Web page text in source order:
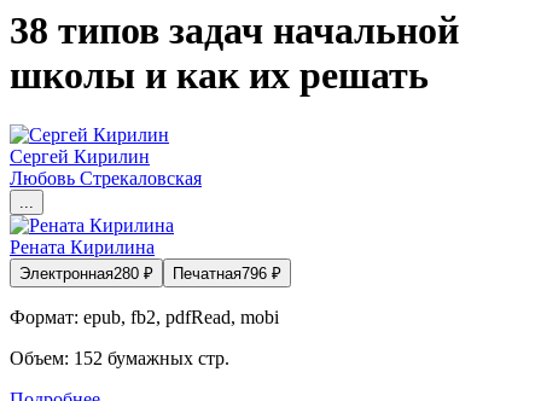
38 типов задач начальной
школы и как их решать
Сергей Кирилин
Любовь Стрекаловская
Рената Кирилина
Электронная280 ₽ Печатная796 ₽
Формат: epub, fb2, pdfRead, mobi
Объем: 152 бумажных стр.